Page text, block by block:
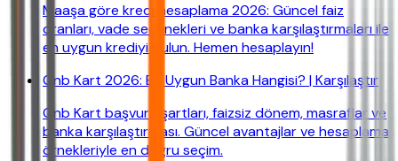
Maaşa göre kredi hesaplama 2026: Güncel faiz
oranları, vade seçenekleri ve banka karşılaştırmaları ile
en uygun krediyi bulun. Hemen hesaplayın!
Qnb Kart 2026: En Uygun Banka Hangisi? | Karşılaştır
Qnb Kart başvuru şartları, faizsiz dönem, masraflar ve
banka karşılaştırması. Güncel avantajlar ve hesaplama
örnekleriyle en doğru seçim.